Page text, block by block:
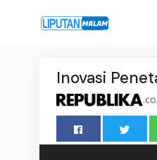
Inovasi